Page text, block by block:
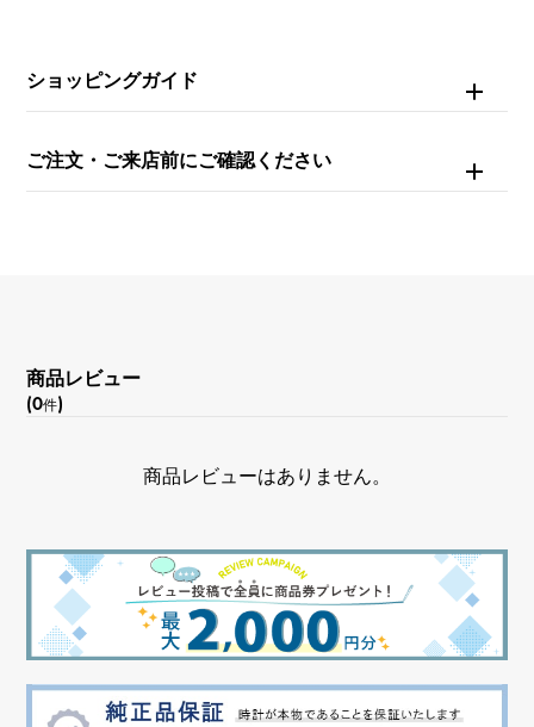
ショッピングガイド
ご注文・ご来店前にご確認ください
商品レビュー
(0件)
商品レビューはありません。